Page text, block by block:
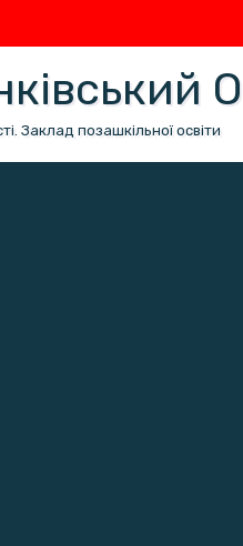
Заклад позашкільної освіти